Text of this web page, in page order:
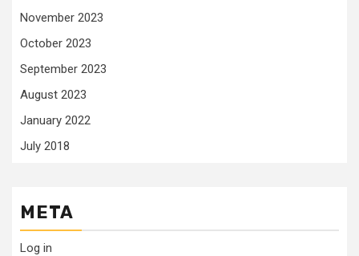
November 2023
October 2023
September 2023
August 2023
January 2022
July 2018
META
Log in